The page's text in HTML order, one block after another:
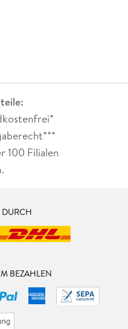
100 Filialen
DURCH
BEZAHLEN